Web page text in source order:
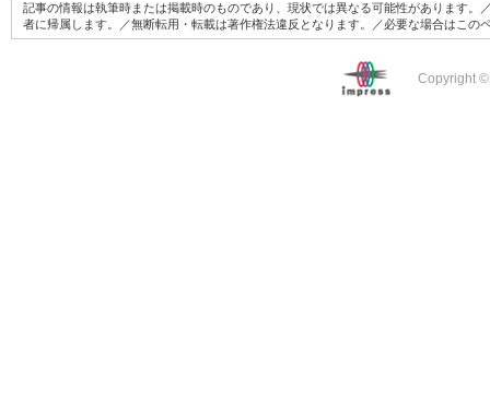
記事の情報は執筆時または掲載時のものであり、現状では異なる可能性があります
者に帰属します。／無断転用・転載は著作権法違反となります。／必要な場合はこ
Copyright